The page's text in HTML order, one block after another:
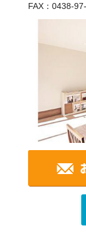
FAX：0438-